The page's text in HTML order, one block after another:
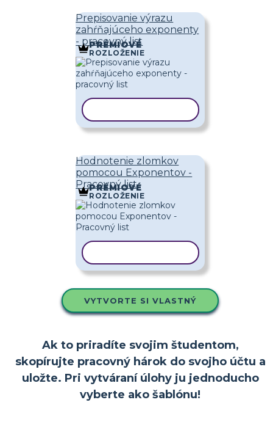
Prepisovanie výrazu
zahŕňajúceho exponenty
- pracovný list
PRÉMIOVÉ
ROZLOŽENIE
Hodnotenie zlomkov
pomocou Exponentov -
Pracovný list
PRÉMIOVÉ
ROZLOŽENIE
VYTVORTE SI VLASTNÝ
Ak to priradíte svojim študentom,
skopírujte pracovný hárok do svojho účtu a
uložte. Pri vytváraní úlohy ju jednoducho
vyberte ako šablónu!